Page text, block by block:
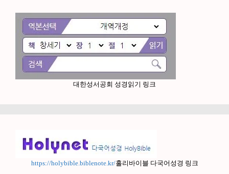
대한성서공회 성경읽기 링크
https://holybible.biblenote.kr/홀리바이블 다국어성경 링크